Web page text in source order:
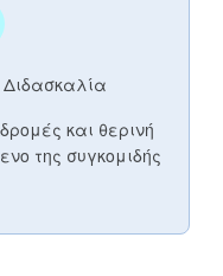
Διδασκαλία
και θερινή
της συγκομιδής